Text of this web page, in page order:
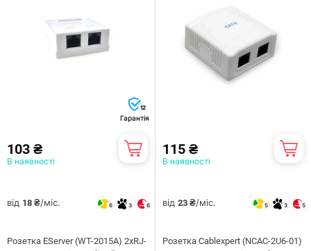
12
Гарантія
103 ₴
В наявності
від 18 ₴/міс. 6 3 6
Розетка EServer (WT-2015A) 2хRJ-
115 ₴
В наявності
від 23 ₴/міс. 5 3 5
Розетка Cablexpert (NCAC-2U6-01)